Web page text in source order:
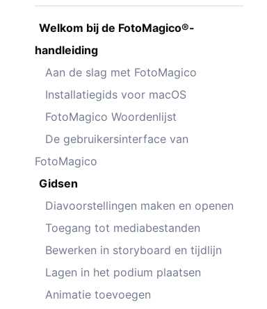
Welkom bij de FotoMagico®-
handleiding
Aan de slag met FotoMagico
Installatiegids voor macOS
FotoMagico Woordenlijst
De gebruikersinterface van
FotoMagico
Gidsen
Diavoorstellingen maken en openen
Toegang tot mediabestanden
Bewerken in storyboard en tijdlijn
Lagen in het podium plaatsen
Animatie toevoegen